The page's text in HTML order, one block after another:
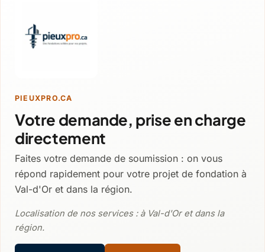
PIEUXPRO.CA
Votre demande, prise en charge
directement
Faites votre demande de soumission : on vous
répond rapidement pour votre projet de fondation à
Val-d'Or et dans la région.
Localisation de nos services : à Val-d'Or et dans la
région.